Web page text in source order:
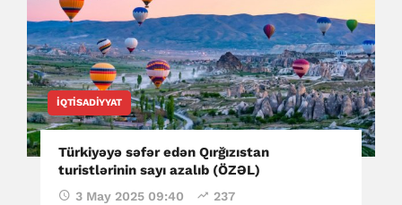
İQTISADIYYAT
Türkiyəyə səfər edən Qırğızıstan
turistlərinin sayı azalıb (ÖZƏL)
3 May 2025 09:40 237